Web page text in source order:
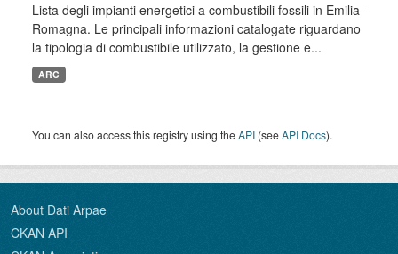
Lista degli impianti energetici a combustibili fossili in Emilia-
Romagna. Le principali informazioni catalogate riguardano
la tipologia di combustibile utilizzato, la gestione e...
ARC
You can also access this registry using theAPI (seeAPI Docs).
About Dati Arpae
CKAN API